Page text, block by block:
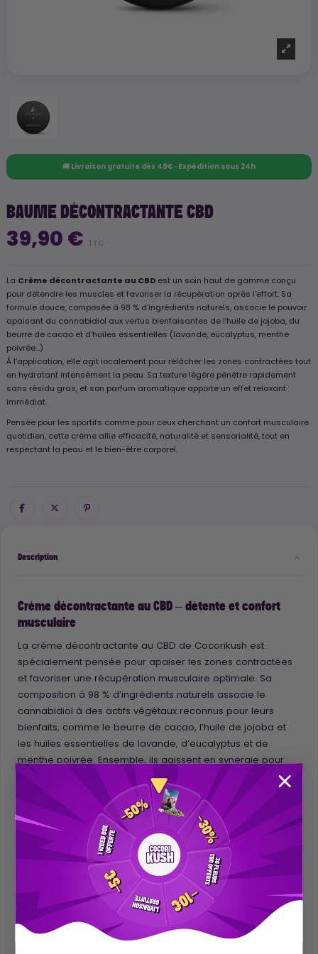
🚚 Livraison gratuite dès 49€ · Expédition sous 24h
BAUME DÉCONTRACTANTE CBD
39,90 € TTC
La Crème décontractante au CBD est un soin haut de gamme conçu
pour détendre les muscles et favoriser la récupération après l’effort. Sa
formule douce, composée à 98 % d’ingrédients naturels, associe le pouvoir
apaisant du cannabidiol aux vertus bienfaisantes de l’huile de jojoba, du
beurre de cacao et d’huiles essentielles (lavande, eucalyptus, menthe
poivrée...)
À l’application, elle agit localement pour relâcher les zones contractées tout
en hydratant intensément la peau. Sa texture légère pénètre rapidement
sans résidu gras, et son parfum aromatique apporte un effet relaxant
immédiat.
Pensée pour les sportifs comme pour ceux cherchant un confort musculaire
quotidien, cette crème allie efficacité, naturalité et sensorialité, tout en
respectant la peau et le bien-être corporel.
Description
Crème décontractante au CBD – détente et confort
musculaire
La crème décontractante au CBD de Cocorikush est
spécialement pensée pour apaiser les zones contractées
et favoriser une récupération musculaire optimale. Sa
composition à 98 % d’ingrédients naturels associe le
cannabidiol à des actifs végétaux reconnus pour leurs
bienfaits, comme le beurre de cacao, l’huile de jojoba et
les huiles essentielles de lavande, d’eucalyptus et de
menthe poivrée. Ensemble, ils agissent en synergie pour
détendre, soulager et nourrir la peau.
Une texture légère et rapidement absorbée
Contrairement à certaines crèmes épaisses, la texture
fluide de ce soin pénètre rapidement sans laisser de film
gras. Elle hydrate intensément la peau tout en libérant un
parfum aromatique subtil, où la lavande et la menthe
poivrée apportent une sensation de fraîcheur relaxante.
Chaque application devient un moment de bien-être, aussi
agréable qu’efficace.